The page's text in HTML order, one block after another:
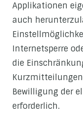
Applikationen
auch
Internetsperre
die
Bewilligung der
erforderlich.